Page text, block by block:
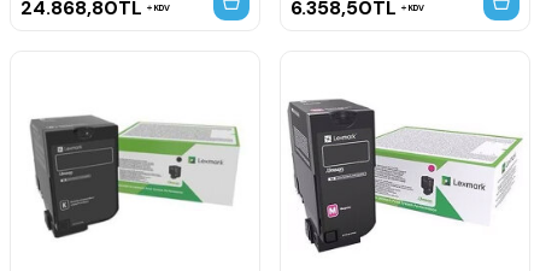
24.868,80TL KDV 6.358,50TL KDV